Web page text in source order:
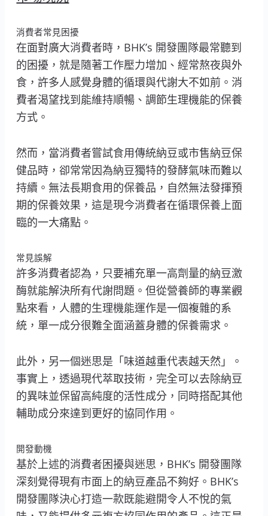
消費者常見困擾
在面對廣大消費者時，BHK’s 開發團隊最常聽到
的困擾，就是隨著工作壓力增加、經常熬夜與外
食，許多人感覺身體的循環與代謝大不如前。消
費者渴望找到能維持順暢、調節生理機能的保養
方式。
然而，當消費者嘗試食用傳統納豆或市售納豆保
健品時，卻常常因為納豆獨特的發酵氣味而難以
持續。無法長期食用的保養品，自然無法發揮預
期的保養效果，這是現今消費者在循環保養上面
臨的一大痛點。
常見誤解
許多消費者認為，只要補充單一高劑量的納豆激
酶就能解決所有代謝問題。但從營養師的專業觀
點來看，人體的生理機能運作是一個複雜的系
統，單一成分很難全面涵蓋身體的保養需求。
此外，另一個迷思是「味道越重代表越天然」。
事實上，透過現代萃取技術，完全可以去除納豆
的異味並保留高純度的活性成分，同時搭配其他
輔助成分來達到更好的協同作用。
開發動機
基於上述的消費者困擾與迷思，BHK’s 開發團隊
深刻覺得現有市面上的納豆產品不夠好。BHK’s
開發團隊決心打造一款既能避開令人不悅的氣